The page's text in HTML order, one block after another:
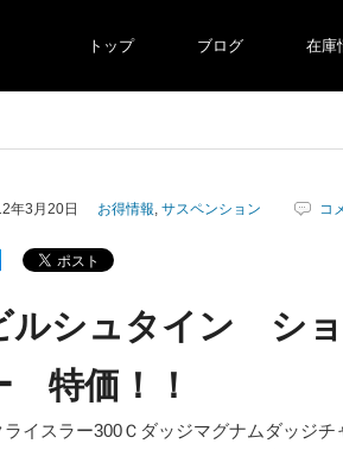
トップ ブログ 在庫
年3月20日 お得情報, サスペンション コ
ルシュタイン シ
特価！！
ライスラー300Ｃダッジマグナムダッジ